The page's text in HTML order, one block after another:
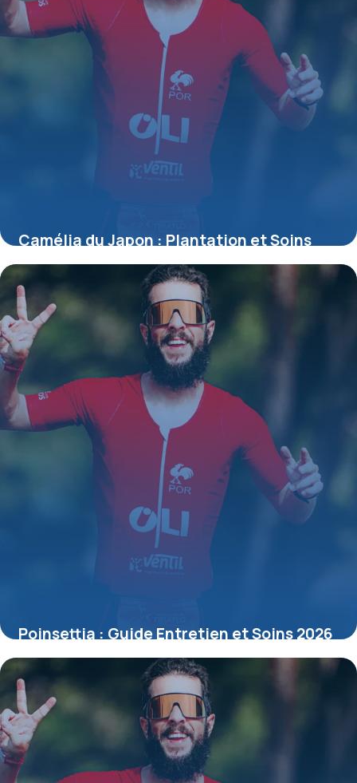
Camélia du Japon : Plantation et Soins
16 mai 2026
Poinsettia : Guide Entretien et Soins 2026
15 mai 2026